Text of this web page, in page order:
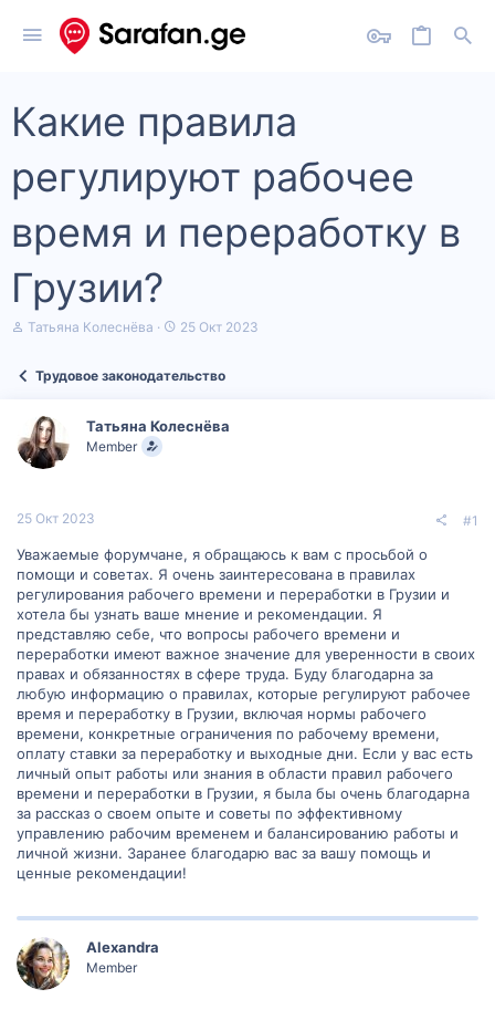
Какие правила
регулируют рабочее
время и переработку в
Грузии?
А
е
м
ы
Татьяна Колеснёва
Д
а
ч
25 Окт 2023
Трудовое законодательство
Татьяна Колеснёва
Member
25 Окт 2023 #1
Уважаемые форумчане, я обращаюсь к вам с просьбой о
помощи и советах. Я очень заинтересована в правилах
регулирования рабочего времени и переработки в Грузии и
хотела бы узнать ваше мнение и рекомендации. Я
представляю себе, что вопросы рабочего времени и
переработки имеют важное значение для уверенности в своих
правах и обязанностях в сфере труда. Буду благодарна за
любую информацию о правилах, которые регулируют рабочее
время и переработку в Грузии, включая нормы рабочего
времени, конкретные ограничения по рабочему времени,
оплату ставки за переработку и выходные дни. Если у вас есть
личный опыт работы или знания в области правил рабочего
времени и переработки в Грузии, я была бы очень благодарна
за рассказ о своем опыте и советы по эффективному
управлению рабочим временем и балансированию работы и
личной жизни. Заранее благодарю вас за вашу помощь и
ценные рекомендации!
Alexandra
Member